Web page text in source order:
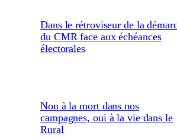
Dans le rétroviseur de la
du CMR face aux échéances
électorales
Non à la mort dans nos
campagnes, oui à la vie dans le
Rural